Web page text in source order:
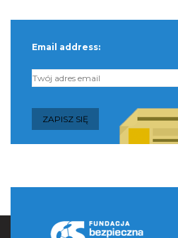
Email address: